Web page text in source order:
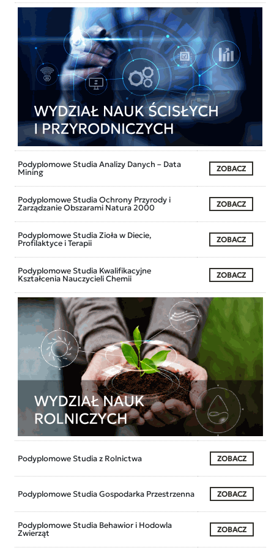
Podyplomowe Studia Analizy Danych – Data
Mining ZOBACZ
Podyplomowe Studia Ochrony Przyrody i
Zarządzanie Obszarami Natura 2000 ZOBACZ
Podyplomowe Studia Zioła w Diecie,
Profilaktyce i Terapii ZOBACZ
Podyplomowe Studia Kwalifikacyjne
Kształcenia Nauczycieli Chemii ZOBACZ
Podyplomowe Studia z Rolnictwa ZOBACZ
Podyplomowe Studia Gospodarka Przestrzenna ZOBACZ
Podyplomowe Studia Behawior i Hodowla
Zwierząt ZOBACZ